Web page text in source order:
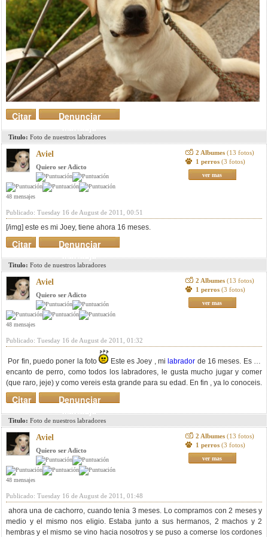
Denunciar
mensaje
Citar
Titulo: Foto de nuestros labradores
Aviel
Quiero ser Adicto
48 mensajes
2 Albumes (13 fotos)
1 perros (3 fotos)
ver mas
Publicado: Tuesday 16 de August de 2011, 00:51
[/img] este es mi Joey, tiene ahora 16 meses.
Denunciar
mensaje
Citar
Titulo: Foto de nuestros labradores
Aviel
Quiero ser Adicto
48 mensajes
2 Albumes (13 fotos)
1 perros (3 fotos)
ver mas
Publicado: Tuesday 16 de August de 2011, 01:32
Por fin, puedo poner la foto Este es Joey , mi labrador de 16 meses. Es un
encanto de perro, como todos los labradores, le gusta mucho jugar y comer
(que raro, jeje) y como vereis esta grande para su edad. En fin , ya lo conoceis.
Denunciar
mensaje
Citar
Titulo: Foto de nuestros labradores
Aviel
Quiero ser Adicto
48 mensajes
2 Albumes (13 fotos)
1 perros (3 fotos)
ver mas
Publicado: Tuesday 16 de August de 2011, 01:48
ahora una de cachorro, cuando tenia 3 meses. Lo compramos con 2 meses y
medio y el mismo nos eligio. Estaba junto a sus hermanos, 2 machos y 2
hembras y el mismo se vino hacia nosotros y se puso a comerse los cordones